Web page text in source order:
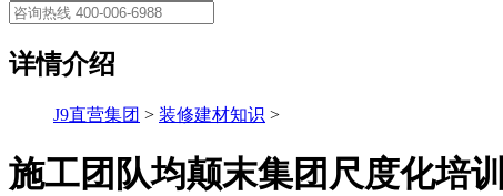
详情介绍
J9直营集团 > 装修建材知识 >
施工团队均颠末集团尺度化培训